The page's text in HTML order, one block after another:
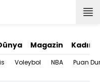
Magazin Kadın
Voleybol NBA Puan